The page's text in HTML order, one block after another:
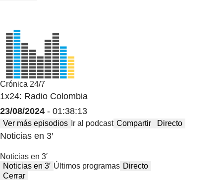
Crónica 24/7
1x24: Radio Colombia
23/08/2024 - 01:38:13
Ver más episodios Ir al podcast Compartir Directo
Noticias en 3′
Noticias en 3′
Noticias en 3′ Últimos programas Directo
Cerrar